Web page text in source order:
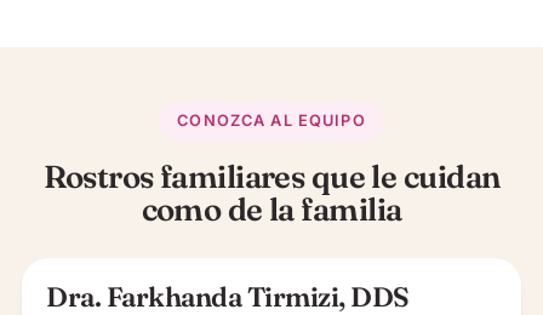
CONOZCA AL EQUIPO
Rostros familiares que le cuidan
como de la familia
Dra. Farkhanda Tirmizi, DDS